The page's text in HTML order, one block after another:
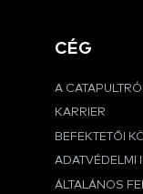
CÉG
A CATAPULTRÓL
KARRIER
BEFEKTETŐI
ADATVÉDELMI
ÁLTALÁNOS